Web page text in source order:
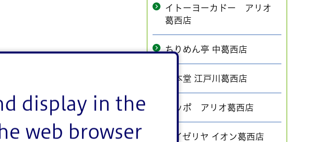
display in the
web browser
イトーヨーカドー アリオ
葛西店
ちりめん亭 中葛西店
一本堂 江戸川葛西店
ポッポ アリオ葛西店
サイゼリヤ イオン葛西店